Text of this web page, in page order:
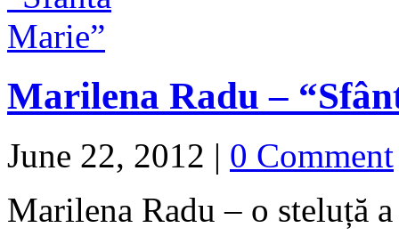
Marilena Radu –
June 22, 2012 | 0 Comment
Marilena Radu – o steluță